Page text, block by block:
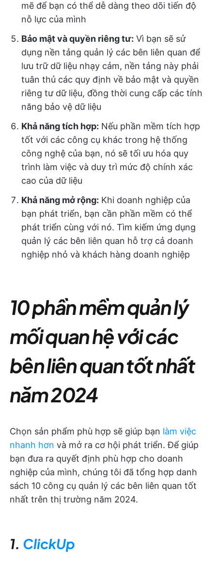
mẽ để bạn có thể dễ dàng theo dõi tiến độ
nỗ lực của mình
Bảo mật và quyền riêng tư: Vì bạn sẽ sử
dụng nền tảng quản lý các bên liên quan để
lưu trữ dữ liệu nhạy cảm, nền tảng này phải
tuân thủ các quy định về bảo mật và quyền
riêng tư dữ liệu, đồng thời cung cấp các tính
năng bảo vệ dữ liệu
Khả năng tích hợp: Nếu phần mềm tích hợp
tốt với các công cụ khác trong hệ thống
công nghệ của bạn, nó sẽ tối ưu hóa quy
trình làm việc và duy trì mức độ chính xác
cao của dữ liệu
Khả năng mở rộng: Khi doanh nghiệp của
bạn phát triển, bạn cần phần mềm có thể
phát triển cùng với nó. Tìm kiếm ứng dụng
quản lý các bên liên quan hỗ trợ cả doanh
nghiệp nhỏ và khách hàng doanh nghiệp
10 phần mềm quản lý
mối quan hệ với các
bên liên quan tốt nhất
năm 2024
Chọn sản phẩm phù hợp sẽ giúp bạn làm việc
nhanh hơn và mở ra cơ hội phát triển. Để giúp
bạn đưa ra quyết định phù hợp cho doanh
nghiệp của mình, chúng tôi đã tổng hợp danh
sách 10 công cụ quản lý các bên liên quan tốt
nhất trên thị trường năm 2024.
1. ClickUp